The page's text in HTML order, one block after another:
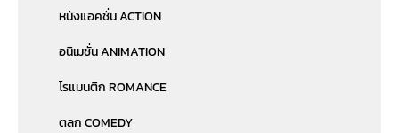
หนังแอคชั่น ACTION
อนิเมชั่น ANIMATION
โรแมนติก ROMANCE
ตลก COMEDY